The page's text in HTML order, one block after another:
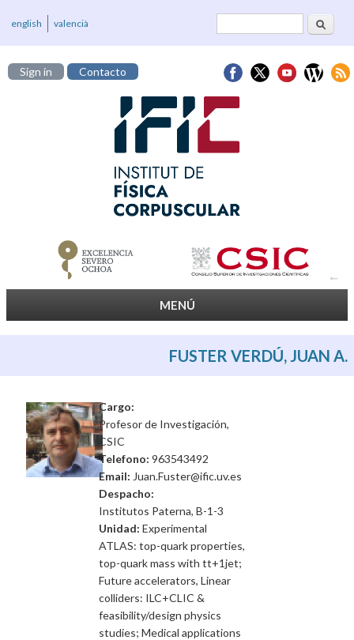
Formulario deBuscar
english valencià
Sign in Contacto
MENÚ
FUSTER VERDÚ, JUAN A.
Cargo:
Profesor de Investigación,
CSIC
Telefono: 963543492
Email: Juan.Fuster@ific.uv.es
Despacho:
Institutos Paterna, B-1-3
Unidad: Experimental
ATLAS: top-quark properties,
top-quark mass with tt+1jet;
Future accelerators, Linear
colliders: ILC+CLIC &
feasibility/design physics
studies; Medical applications